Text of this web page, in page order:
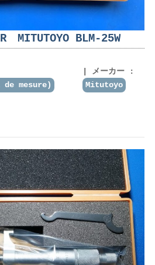
MITUTOYO BLM-25W
mesure)
メーカー :
Mitutoyo